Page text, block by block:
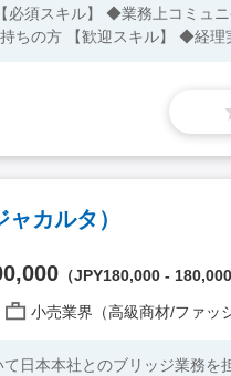
ちの方 【歓迎スキル】 ◆経理
カルタ）
（JPY180,000 -
小売業界（高級商材/ファッショ
て日本本社とのブリッジ業務